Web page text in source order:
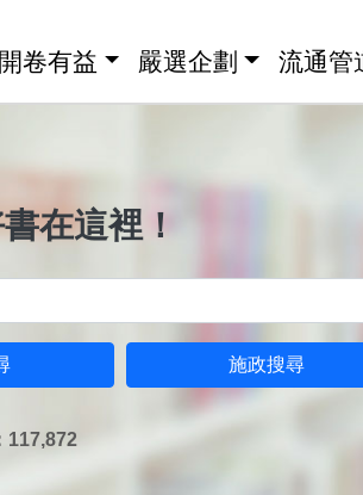
卷有益 嚴選企劃 流通管
在這裡！
施政搜尋
117,872